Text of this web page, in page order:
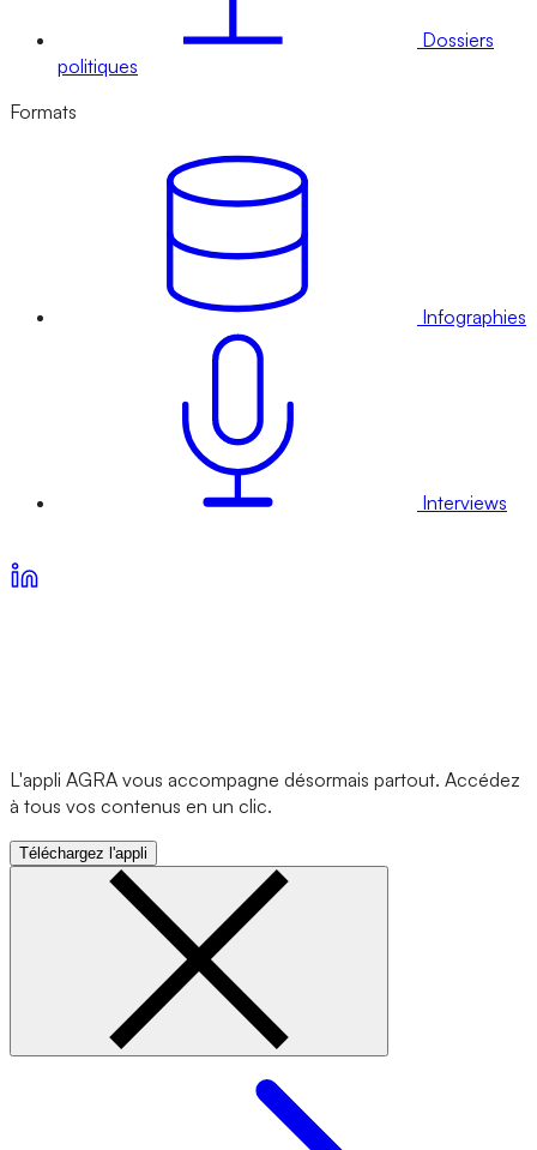
Dossiers
politiques
Formats
Infographies
Interviews
L'appli AGRA vous accompagne désormais partout. Accédez
à tous vos contenus en un clic.
Téléchargez l'appli